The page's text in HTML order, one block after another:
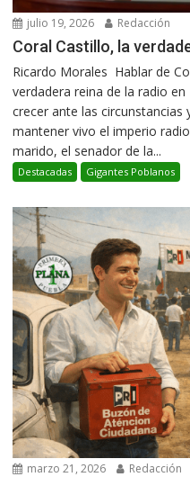
julio 19, 2026 Redacción
Coral Castillo, la
Ricardo Morales Hablar de
verdadera reina de la radio
crecer ante las circunstancias
mantener vivo el imperio
marido, el senador de la...
Destacadas Gigantes Poblanos
marzo 21, 2026 Redacción